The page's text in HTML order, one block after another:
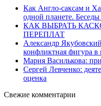
Как Англо-саксам и
одной планете.
КАК ВЫБРАТЬ
ПЕРЕПЛАТ
Александр
конфликтная фигура в
Мария Василькова:
Сергей Левченко:
оценка
Свежие комментарии